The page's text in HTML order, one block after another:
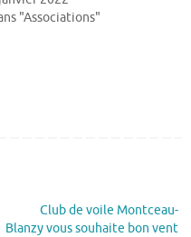
"Associations"
Club de voile Montceau-
Blanzy vous souhaite bon vent